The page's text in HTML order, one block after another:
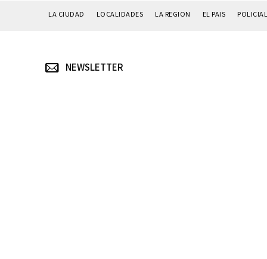
LA CIUDAD LOCALIDADES LA REGION EL PAIS
NEWSLETTER